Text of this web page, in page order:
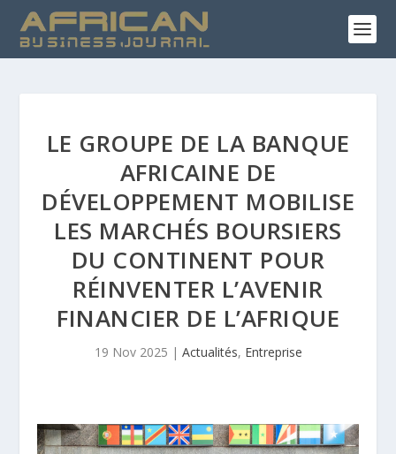
LE GROUPE DE LA BANQUE
AFRICAINE DE
DÉVELOPPEMENT MOBILISE
LES MARCHÉS BOURSIERS
DU CONTINENT POUR
RÉINVENTER L’AVENIR
FINANCIER DE L’AFRIQUE
19 Nov 2025 | Actualités, Entreprise